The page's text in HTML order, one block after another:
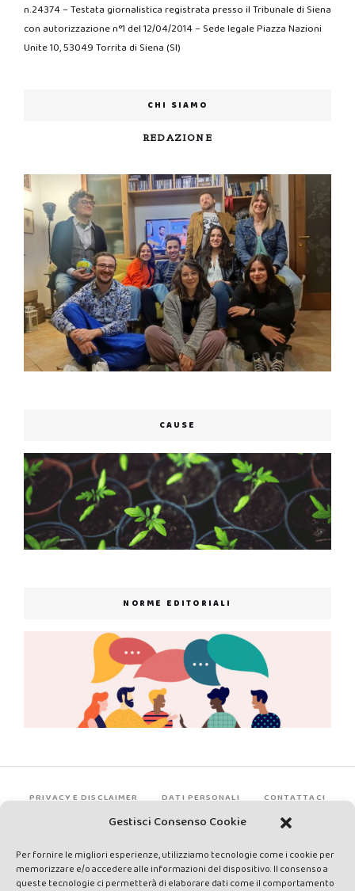
Gestisci Consenso Cookie
Per fornire le migliori esperienze, utilizziamo tecnologie come i cookie per
memorizzare e/o accedere alle informazioni del dispositivo. Il consenso a
queste tecnologie ci permetterà di elaborare dati come il comportamento
n.24374 – Testata giornalistica registrata presso il Tribunale di Siena
con autorizzazione n°1 del 12/04/2014 – Sede legale Piazza Nazioni
Unite 10, 53049 Torrita di Siena (SI)
CHI SIAMO
REDAZIONE
CAUSE
NORME EDITORIALI
PRIVACY E DISCLAIMER DATI PERSONALI CONTATTACI